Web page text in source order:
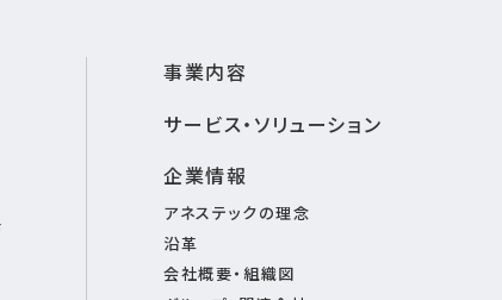
事業内容
サービス・ソリューション
企業情報
アネステックの理念
沿革
会社概要・組織図